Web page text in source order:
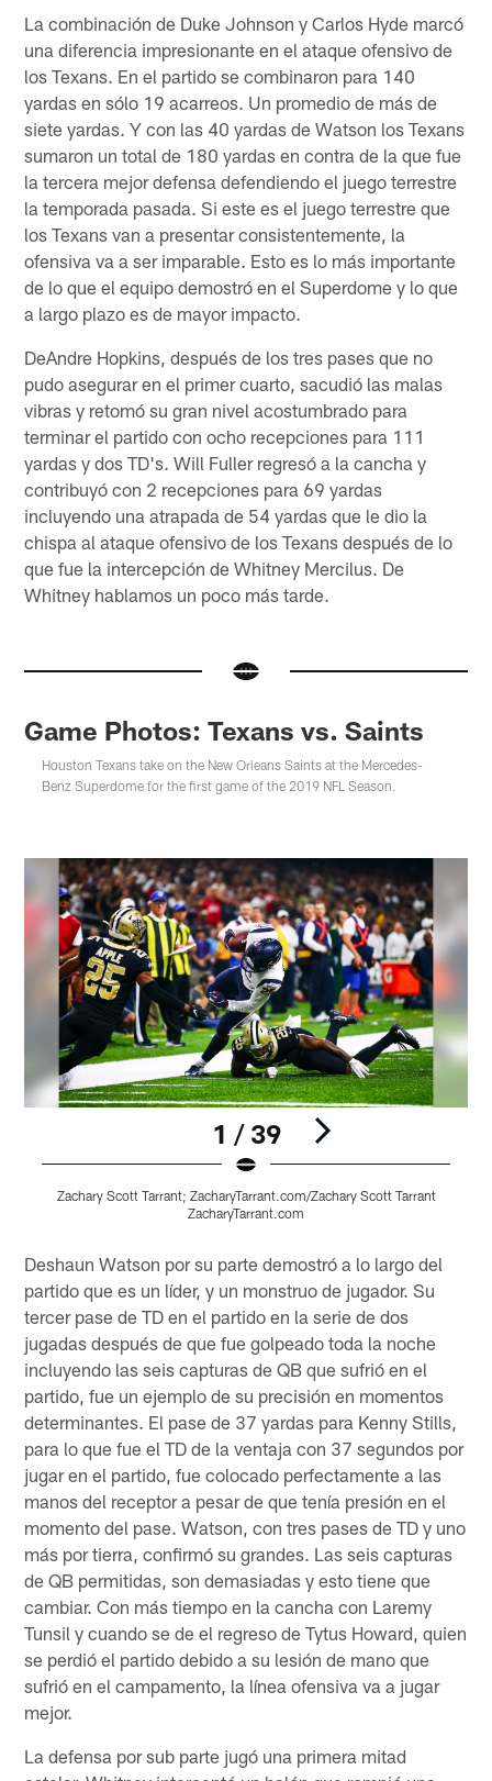
La combinación de Duke Johnson y Carlos Hyde marcó
una diferencia impresionante en el ataque ofensivo de
los Texans. En el partido se combinaron para 140
yardas en sólo 19 acarreos. Un promedio de más de
siete yardas. Y con las 40 yardas de Watson los Texans
sumaron un total de 180 yardas en contra de la que fue
la tercera mejor defensa defendiendo el juego terrestre
la temporada pasada. Si este es el juego terrestre que
los Texans van a presentar consistentemente, la
ofensiva va a ser imparable. Esto es lo más importante
de lo que el equipo demostró en el Superdome y lo que
a largo plazo es de mayor impacto.
DeAndre Hopkins, después de los tres pases que no
pudo asegurar en el primer cuarto, sacudió las malas
vibras y retomó su gran nivel acostumbrado para
terminar el partido con ocho recepciones para 111
yardas y dos TD's. Will Fuller regresó a la cancha y
contribuyó con 2 recepciones para 69 yardas
incluyendo una atrapada de 54 yardas que le dio la
chispa al ataque ofensivo de los Texans después de lo
que fue la intercepción de Whitney Mercilus. De
Whitney hablamos un poco más tarde.
Game Photos: Texans vs. Saints
Houston Texans take on the New Orleans Saints at the Mercedes-
Benz Superdome for the first game of the 2019 NFL Season.
1 / 39
Zachary Scott Tarrant; ZacharyTarrant.com/Zachary Scott Tarrant
ZacharyTarrant.com
Deshaun Watson por su parte demostró a lo largo del
partido que es un líder, y un monstruo de jugador. Su
tercer pase de TD en el partido en la serie de dos
jugadas después de que fue golpeado toda la noche
incluyendo las seis capturas de QB que sufrió en el
partido, fue un ejemplo de su precisión en momentos
determinantes. El pase de 37 yardas para Kenny Stills,
para lo que fue el TD de la ventaja con 37 segundos por
jugar en el partido, fue colocado perfectamente a las
manos del receptor a pesar de que tenía presión en el
momento del pase. Watson, con tres pases de TD y uno
más por tierra, confirmó su grandes. Las seis capturas
de QB permitidas, son demasiadas y esto tiene que
cambiar. Con más tiempo en la cancha con Laremy
Tunsil y cuando se de el regreso de Tytus Howard, quien
se perdió el partido debido a su lesión de mano que
sufrió en el campamento, la línea ofensiva va a jugar
mejor.
La defensa por sub parte jugó una primera mitad